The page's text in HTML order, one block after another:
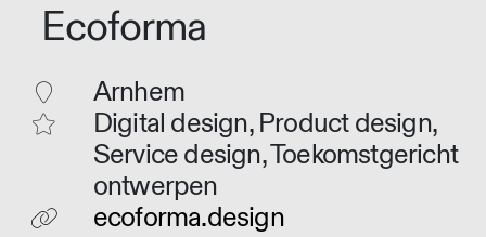
Ecoforma
Arnhem
Digital design, Product design,
Service design, Toekomstgericht
ontwerpen
ecoforma.design